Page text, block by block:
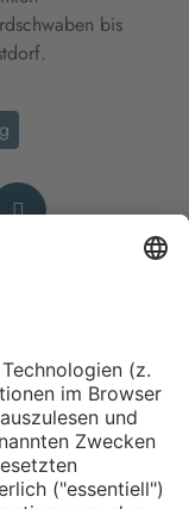
bis
-